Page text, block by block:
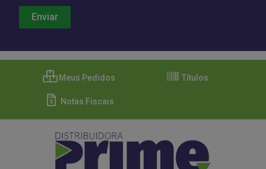
Meus Pedidos Títulos
Notas Fiscais